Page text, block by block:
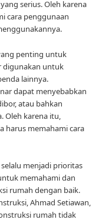
serius. Oleh karena
cara penggunaan
penting untuk
digunakan untuk
lainnya.
dapat menyebabkan
atau bahkan
Oleh karena itu,
harus memahami cara
menjadi prioritas
memahami dan
rumah dengan baik.
Ahmad Setiawan,
rumah tidak